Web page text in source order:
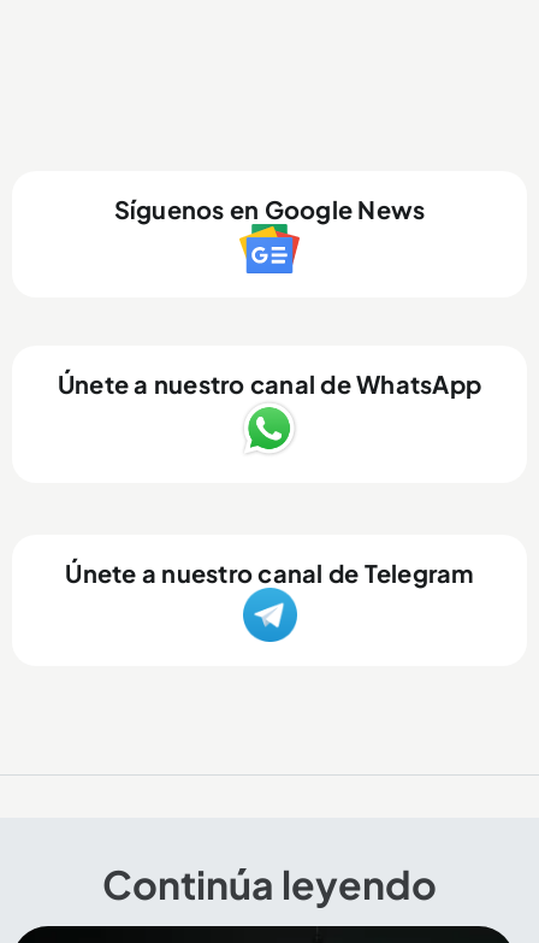
Síguenos en Google News
Únete a nuestro canal de WhatsApp
Únete a nuestro canal de Telegram
Continúa leyendo